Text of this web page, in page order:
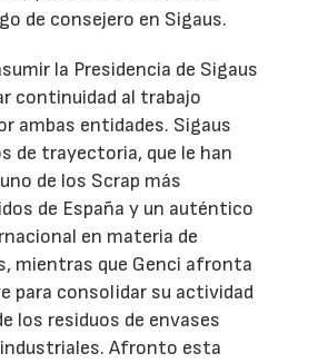
de consejero en Sigaus.
la Presidencia de Sigaus
continuidad al trabajo
ambas entidades. Sigaus
de trayectoria, que le han
de los Scrap más
de España y un auténtico
en materia de
mientras que Genci afronta
para consolidar su actividad
los residuos de envases
Afronto esta